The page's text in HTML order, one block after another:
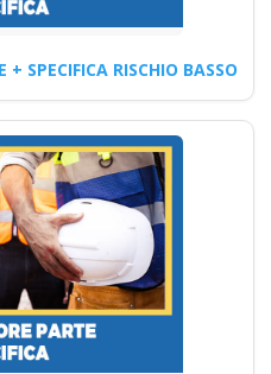
corsi
rete
corsi tutti
Accordo
da
datore di
teorica
gru
SPECIFICA RISCHIO BASSO